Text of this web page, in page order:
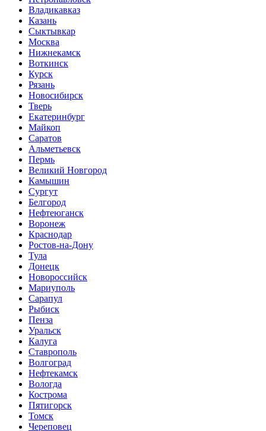
Владикавказ
Казань
Сыктывкар
Москва
Нижнекамск
Воткинск
Курск
Рязань
Новосибирск
Тверь
Екатеринбург
Майкоп
Саратов
Альметьевск
Пермь
Великий Новгород
Камышин
Сургут
Белгород
Нефтеюганск
Воронеж
Краснодар
Ростов-на-Дону
Тула
Донецк
Новороссийск
Мариуполь
Сарапул
Рыбиск
Пенза
Уральск
Калуга
Ставрополь
Волгоград
Нефтекамск
Вологда
Кострома
Пятигорск
Томск
Череповец